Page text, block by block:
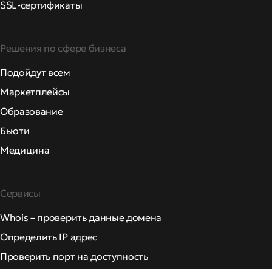
SSL-сертификаты
Решения по сфере бизнеса
Подойдут всем
Маркетплейсы
Образование
Бьюти
Медицина
Сервисы
Whois – проверить данные домена
Определить IP адрес
Проверить порт на доступность